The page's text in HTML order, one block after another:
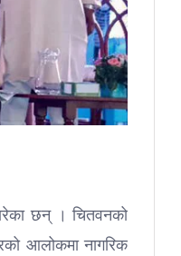
छन् । चितवनको
आलोकमा नागरिक